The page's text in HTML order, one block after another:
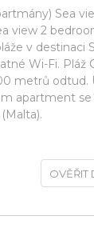
Sea
view 2
v destinaci
Wi-Fi. Pláž
metrů odtud.
apartment se
OVĚŘIT